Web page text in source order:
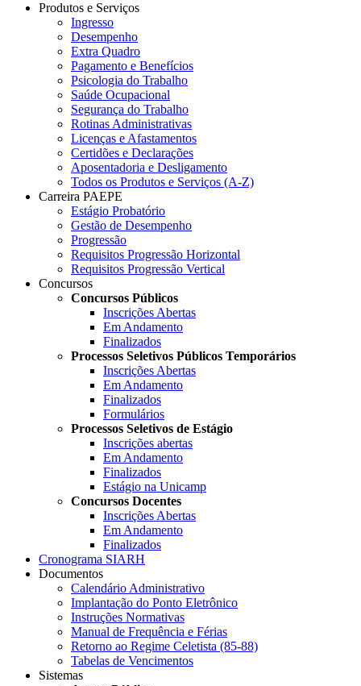
Produtos e Serviços
Ingresso
Desempenho
Extra Quadro
Pagamento e Benefícios
Psicologia do Trabalho
Saúde Ocupacional
Segurança do Trabalho
Rotinas Administrativas
Licenças e Afastamentos
Certidões e Declarações
Aposentadoria e Desligamento
Todos os Produtos e Serviços (A-Z)
Carreira PAEPE
Estágio Probatório
Gestão de Desempenho
Progressão
Requisitos Progressão Horizontal
Requisitos Progressão Vertical
Concursos
Concursos Públicos
Inscrições Abertas
Em Andamento
Finalizados
Processos Seletivos Públicos Temporários
Inscrições Abertas
Em Andamento
Finalizados
Formulários
Processos Seletivos de Estágio
Inscrições abertas
Em Andamento
Finalizados
Estágio na Unicamp
Concursos Docentes
Inscrições Abertas
Em Andamento
Finalizados
Cronograma SIARH
Documentos
Calendário Administrativo
Implantação do Ponto Eletrônico
Instruções Normativas
Manual de Frequência e Férias
Retorno ao Regime Celetista (85-88)
Tabelas de Vencimentos
Sistemas